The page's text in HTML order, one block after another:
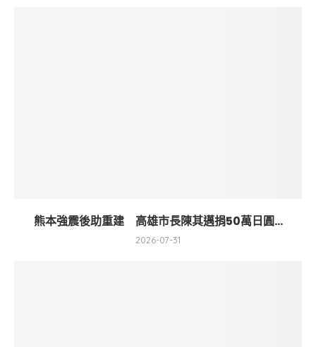
熊本強震後助重建 高雄市長陳其邁捐50萬日圓...
2026-07-31